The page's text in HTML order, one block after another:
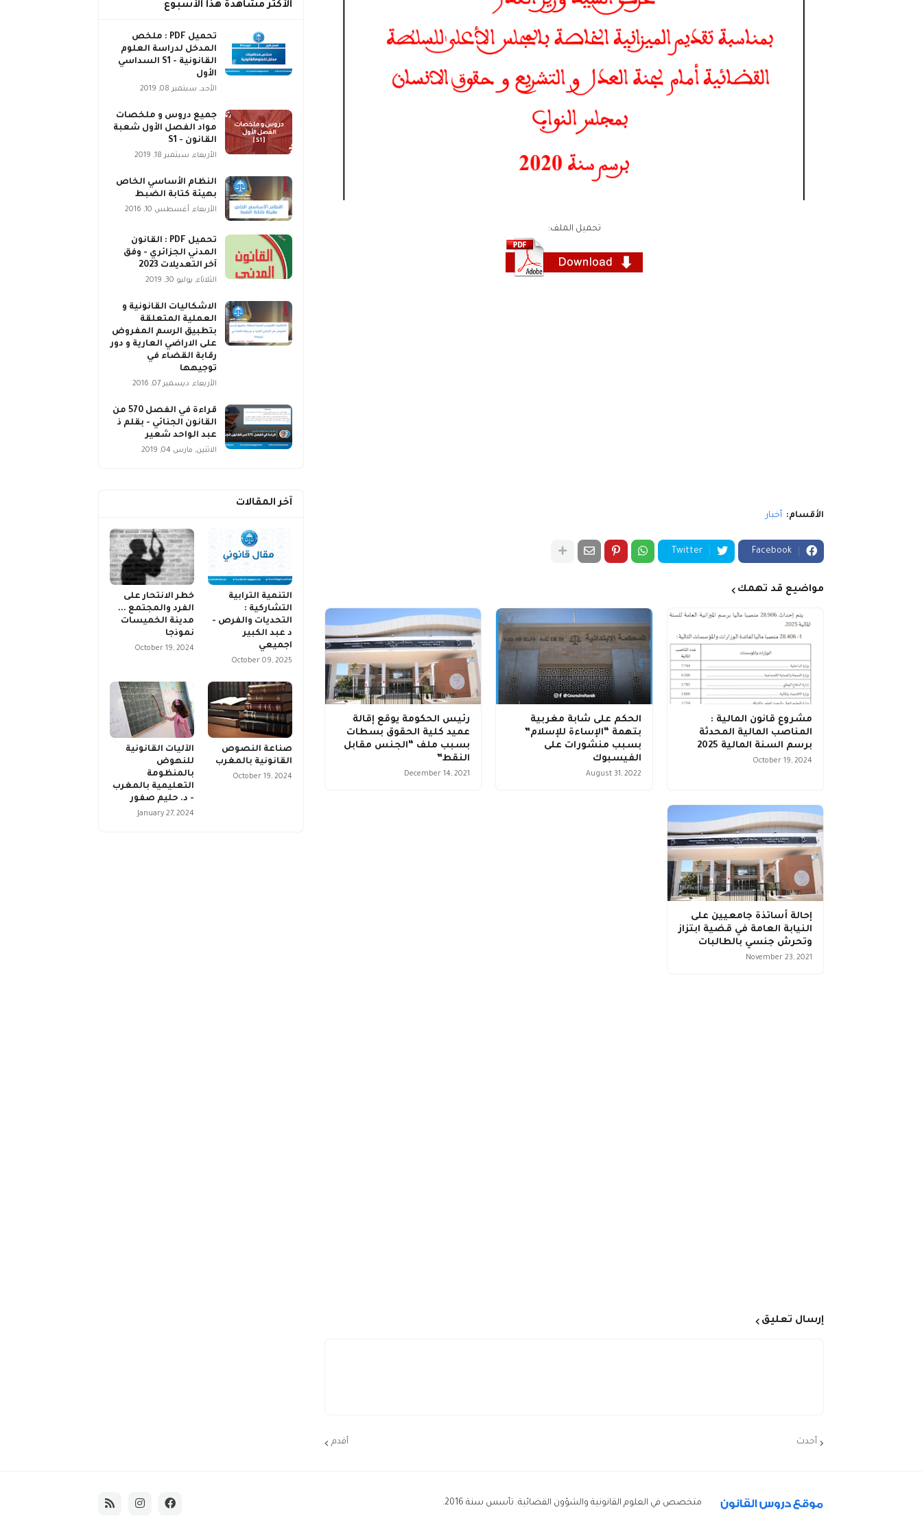
تحميل الملف:
الأقسام: أخبار
Facebook
Twitter
مواضيع قد تهمك
مشروع قانون المالية :
المناصب المالية المحدثة
برسم السنة المالية 2025
October 19, 2024
الحكم على شابة مغربية
بتهمة “الإساءة للإسلام”
بسبب منشورات على
الفيسبوك
August 31, 2022
رئيس الحكومة يوقع إقالة
عميد كلية الحقوق بسطات
بسبب ملف “الجنس مقابل
النقط”
December 14, 2021
إحالة أساتذة جامعيين على
النيابة العامة في قضية ابتزاز
وتحرش جنسي بالطالبات
November 23, 2021
إرسال تعليق
أحدث أقدم
الأكثر مشاهدة هذا الأسبوع
تحميل PDF : ملخص
المدخل لدراسة العلوم
القانونية - S1 السداسي
الأول
الأحد, سبتمبر 08, 2019
جميع دروس و ملخصات
مواد الفصل الأول شعبة
القانون - S1
الأربعاء, سبتمبر 18, 2019
النظام الأساسي الخاص
بهيئة كتابة الضبط
الأربعاء, أغسطس 10, 2016
تحميل PDF : القانون
المدني الجزائري - وفق
آخر التعديلات 2023
الثلاثاء, يوليو 30, 2019
الاشكاليات القانونية و
العملية المتعلقة
بتطبيق الرسم المفروض
على الاراضي العارية و دور
رقابة القضاء في
توجيهها
الأربعاء, ديسمبر 07, 2016
قراءة في الفصل 570 من
القانون الجنائي - بقلم ذ
عبد الواحد شعير
الاثنين, مارس 04, 2019
آخر المقالات
التنمية الترابية
التشاركية :
التحديات والفرص -
د عبد الكبير
اجميعي
October 09, 2025
خطر الانتحار على
الفرد والمجتمع ...
مدينة الخميسات
نموذجا
October 19, 2024
صناعة النصوص
القانونية بالمغرب
October 19, 2024
الآليات القانونية
للنهوض
بالمنظومة
التعليمية بالمغرب
- د. حليم صفور
January 27, 2024
متخصص في العلوم القانونية والشؤون القضائية. تأسس سنة 2016.